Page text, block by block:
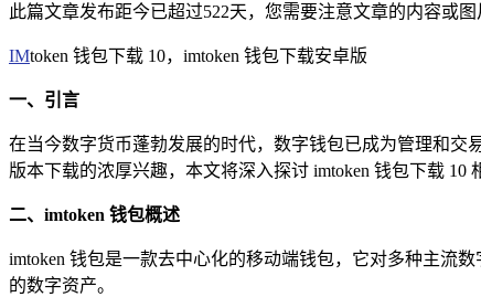
此篇文章发布距今已超过522天，您需要注意文章的内容或图
IMtoken 钱包下载 10，imtoken 钱包下载安卓版
一、引言
在当今数字货币蓬勃发展的时代，数字钱包已成为管理和交
版本下载的浓厚兴趣，本文将深入探讨 imtoken 钱包下载 10
二、imtoken 钱包概述
imtoken 钱包是一款去中心化的移动端钱包，它对多种主流
的数字资产。